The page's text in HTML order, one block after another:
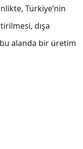
Türkiye’nin
dışa
bu alanda bir üretim